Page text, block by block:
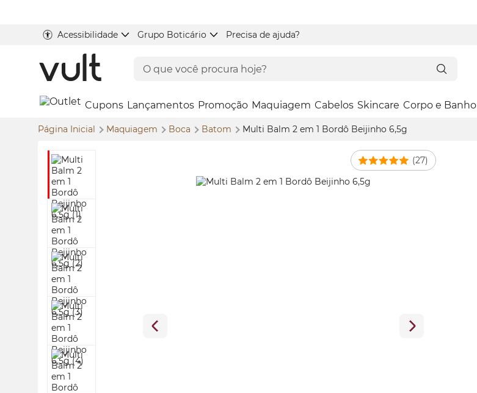
Acessibilidade Grupo Boticário Precisa de ajuda?
Cupons Lançamentos Promoção Maquiagem Cabelos Skincare Corpo e Banho
Página Inicial Maquiagem Boca Batom Multi Balm 2 em 1 Bordô Beijinho 6,5g
(27)